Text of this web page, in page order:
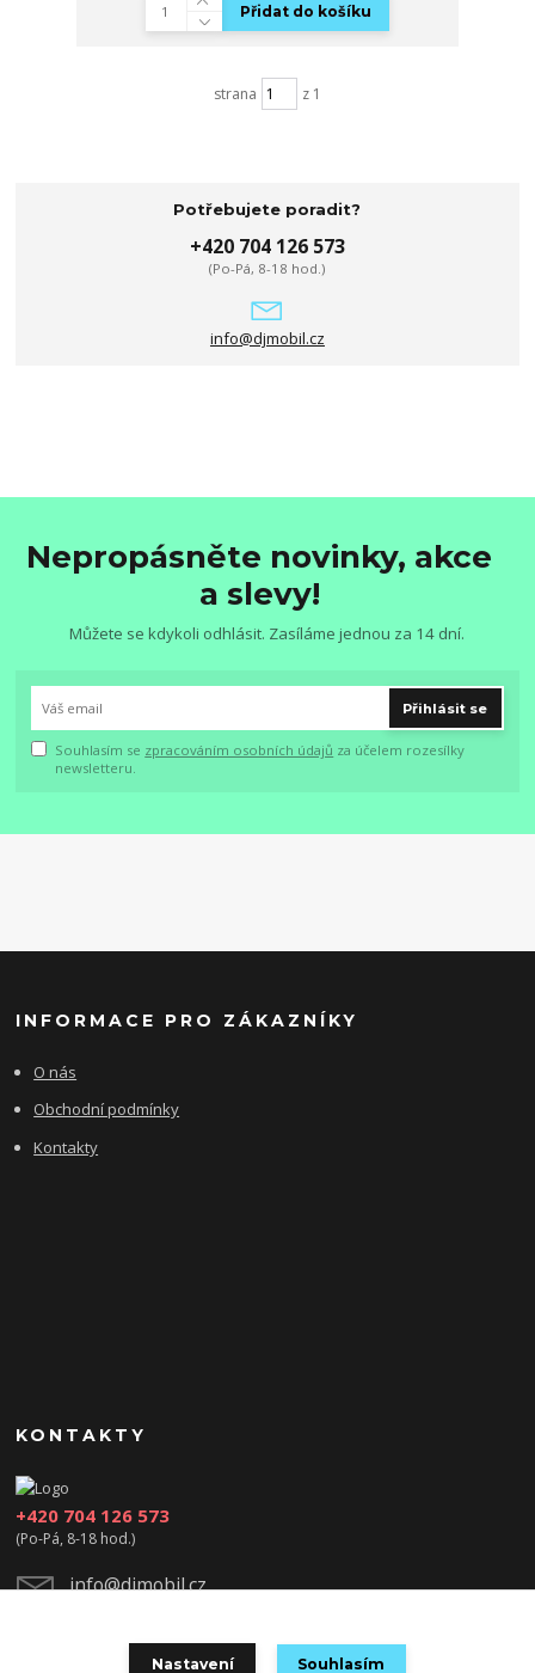
Přidat do košíku
strana z 1
Potřebujete poradit?
+420 704 126 573
(Po-Pá, 8-18 hod.)
info@djmobil.cz
Nepropásněte novinky, akce
a slevy!
Můžete se kdykoli odhlásit. Zasíláme jednou za 14 dní.
Přihlásit se
Souhlasím se zpracováním osobních údajů za účelem rozesílky
newsletteru.
INFORMACE PRO ZÁKAZNÍKY
O nás
Obchodní podmínky
Kontakty
KONTAKTY
+420 704 126 573
(Po-Pá, 8-18 hod.)
info@djmobil.cz
Nastavení Souhlasím